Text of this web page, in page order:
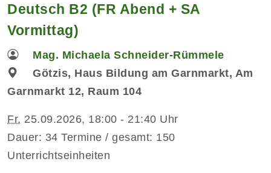
Deutsch B2 (FR Abend + SA
Vormittag)
Mag. Michaela Schneider-Rümmele
Götzis, Haus Bildung am Garnmarkt, Am
Garnmarkt 12, Raum 104
Fr. 25.09.2026, 18:00 - 21:40 Uhr
Dauer: 34 Termine / gesamt: 150
Unterrichtseinheiten